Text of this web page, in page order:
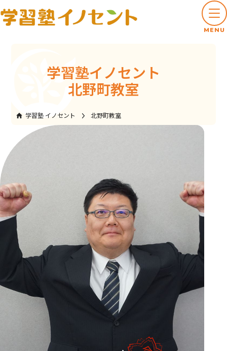
MENU
学習塾イノセント
北野町教室
学習塾 イノセント 北野町教室